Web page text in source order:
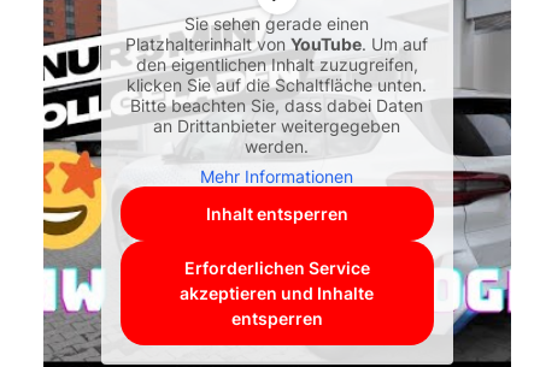
Sie sehen gerade einen
Platzhalterinhalt vonYouTube. Um auf
den eigentlichen Inhalt zuzugreifen,
klicken Sie auf die Schaltfläche unten.
Bitte beachten Sie, dass dabei Daten
an Drittanbieter weitergegeben
werden.
Mehr Informationen
Inhalt entsperren
Erforderlichen Service
akzeptieren und Inhalte
entsperren